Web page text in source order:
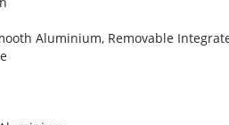
Aluminium, Removable